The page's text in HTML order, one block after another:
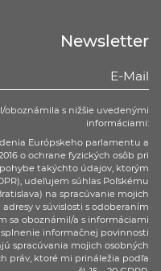
Newsletter
oboznámila s nižšie uvedenými
informáciami:
Európskeho parlamentu a
o ochrane fyzických osôb pri
takýchto údajov, ktorým
udeľujem súhlas Poľskému
na spracúvanie mojich
v súvislosti s odoberaním
sa oboznámil/a s informáciami
informačnej povinnosti
spracúvania mojich osobných
práv, ktoré mi prináležia podľa